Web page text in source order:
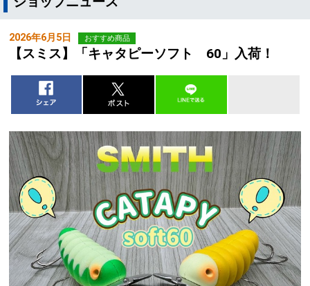
2026年6月5日 おすすめ商品
【スミス】「キャタピーソフト 60」入荷！